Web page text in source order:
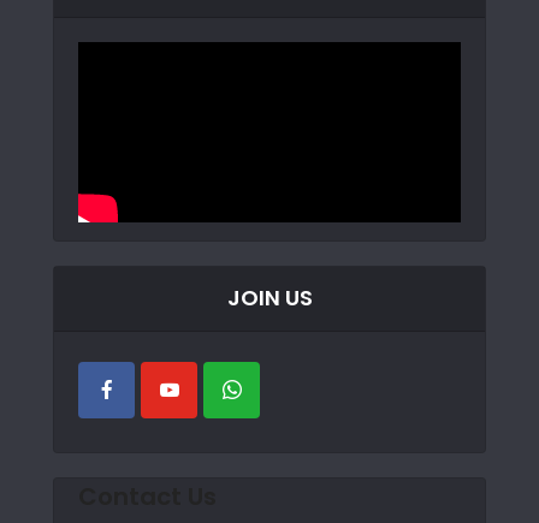
JOIN US